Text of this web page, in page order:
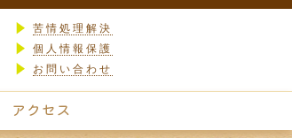
苦情処理解決
個人情報保護
お問い合わせ